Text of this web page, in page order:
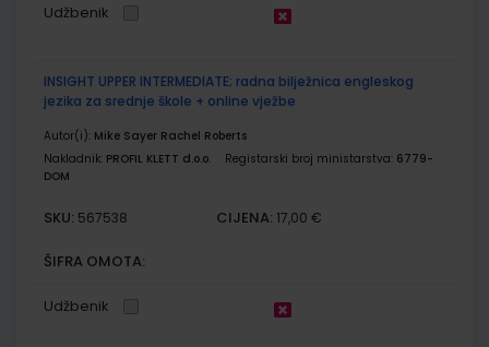
Udžbenik
INSIGHT UPPER INTERMEDIATE; radna bilježnica engleskog
jezika za srednje škole + online vježbe
Autor(i): Mike Sayer Rachel Roberts
Nakladnik: PROFIL KLETT d.o.o. Registarski broj ministarstva: 6779-
DOM
SKU: 567538 CIJENA: 17,00 €
ŠIFRA OMOTA:
Udžbenik